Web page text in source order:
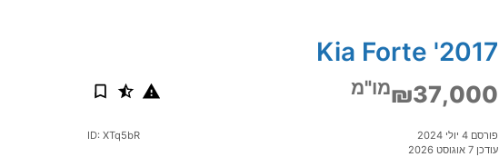
2017' Kia Forte
₪37,000מו"מ
פורסם 4 יולי 2024
עודכן 7 אוגוסט 2026
ID: XTq5bR